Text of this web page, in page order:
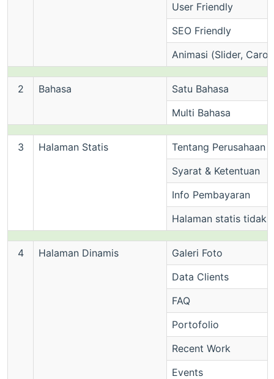
User Friendly
SEO Friendly
Animasi (Slider,
2 Bahasa
Satu Bahasa
Multi Bahasa
3 Halaman Statis
Tentang Perusahaan
Syarat & Ketentuan
Info Pembayaran
Halaman statis tidak
4 Halaman Dinamis
Galeri Foto
Data Clients
FAQ
Portofolio
Recent Work
Events